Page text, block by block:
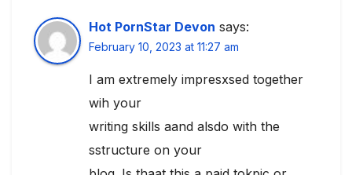
Hot PornStar Devon says:
February 10, 2023 at 11:27 am
I am extremely impresxsed together
wih your
writing skills aand alsdo with the
sstructure on your